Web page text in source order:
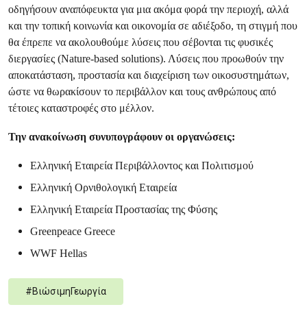
οδηγήσουν αναπόφευκτα για μια ακόμα φορά την περιοχή, αλλά
και την τοπική κοινωνία και οικονομία σε αδιέξοδο, τη στιγμή που
θα έπρεπε να ακολουθούμε λύσεις που σέβονται τις φυσικές
διεργασίες (Nature-based solutions). Λύσεις που προωθούν την
αποκατάσταση, προστασία και διαχείριση των οικοσυστημάτων,
ώστε να θωρακίσουν το περιβάλλον και τους ανθρώπους από
τέτοιες καταστροφές στο μέλλον.
Την ανακοίνωση συνυπογράφουν οι οργανώσεις:
Ελληνική Εταιρεία Περιβάλλοντος και Πολιτισμού
Ελληνική Ορνιθολογική Εταιρεία
Ελληνική Εταιρεία Προστασίας της Φύσης
Greenpeace Greece
WWF Hellas
#ΒιώσιμηΓεωργία